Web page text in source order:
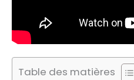
Table des matières